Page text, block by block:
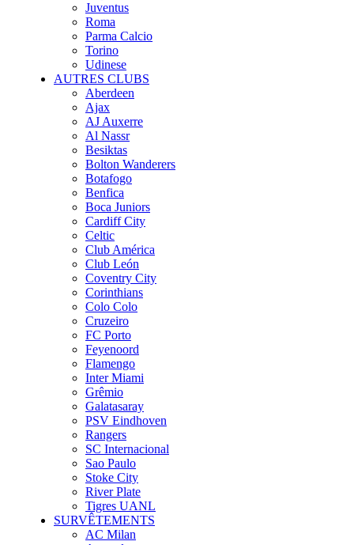
Juventus
Roma
Parma Calcio
Torino
Udinese
AUTRES CLUBS
Aberdeen
Ajax
AJ Auxerre
Al Nassr
Besiktas
Bolton Wanderers
Botafogo
Benfica
Boca Juniors
Cardiff City
Celtic
Club América
Club León
Coventry City
Corinthians
Colo Colo
Cruzeiro
FC Porto
Feyenoord
Flamengo
Inter Miami
Grêmio
Galatasaray
PSV Eindhoven
Rangers
SC Internacional
Sao Paulo
Stoke City
River Plate
Tigres UANL
SURVÊTEMENTS
AC Milan